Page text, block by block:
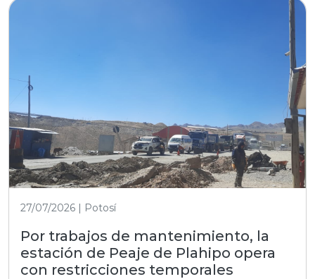
27/07/2026 | Potosí
Por trabajos de mantenimiento, la
estación de Peaje de Plahipo opera
con restricciones temporales